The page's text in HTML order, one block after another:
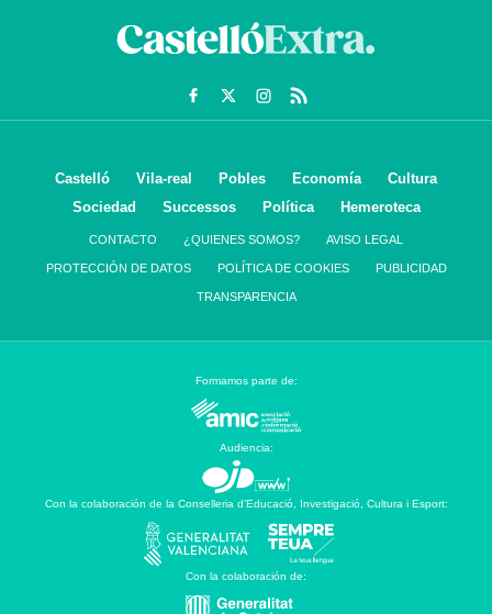
Castelló Vila-real Pobles Economía
Cultura
Sociedad
Successos Política Hemeroteca
CONTACTO ¿QUIENES SOMOS? AVISO LEGAL
PROTECCIÓN DE DATOS POLÍTICA DE COOKIES PUBLICIDAD
TRANSPARENCIA
Formamos parte de:
Audiencia:
Con la colaboración de la Conselleria d’Educació, Investigació, Cultura i Esport:
Con la colaboración de: